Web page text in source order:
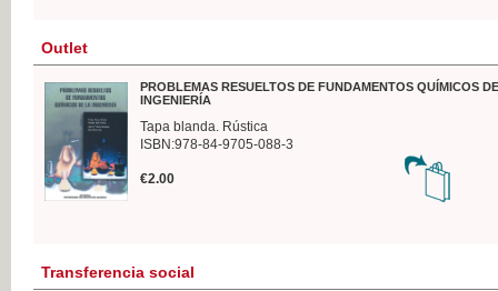
Outlet
PROBLEMAS RESUELTOS DE FUNDAMENTOS QUÍMICOS
INGENIERÍA
Tapa blanda. Rústica
ISBN:978-84-9705-088-3
€2.00
Transferencia social